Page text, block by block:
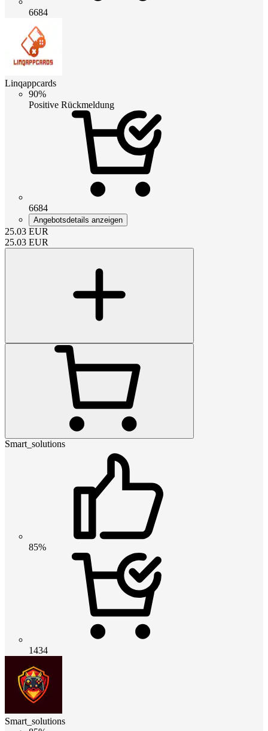
6684
Linqappcards
90%
Positive Rückmeldung
6684
Angebotsdetails anzeigen
25.03 EUR
25.03 EUR
Smart_solutions
85%
1434
Smart_solutions